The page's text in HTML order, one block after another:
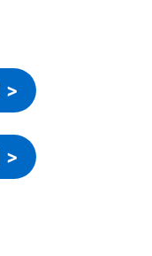
>
>